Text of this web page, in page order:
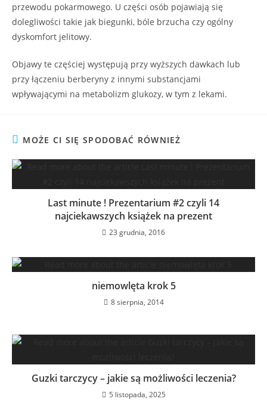
przewodu pokarmowego. U części osób pojawiają się
dolegliwości takie jak biegunki, bóle brzucha czy ogólny
dyskomfort jelitowy.
Objawy te częściej występują przy wyższych dawkach lub
przy łączeniu berberyny z innymi substancjami
wpływającymi na metabolizm glukozy, w tym z lekami.
MOŻE CI SIĘ SPODOBAĆ RÓWNIEŻ
Last minute ! Prezentarium #2 czyli 14
najciekawszych książek na prezent
23 grudnia, 2016
niemowlęta krok 5
8 sierpnia, 2014
Guzki tarczycy – jakie są możliwości leczenia?
5 listopada, 2025